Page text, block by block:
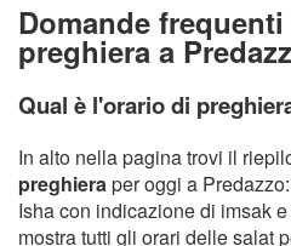
Domande
preghiera a
Qual è l'orario di
In alto nella pagina trovi il
preghieraper oggi a
Isha con indicazione di imsak
mostra tutti gli orari delle salat